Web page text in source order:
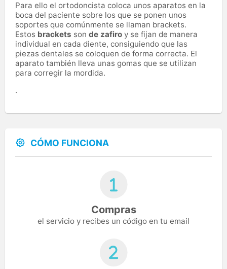
Para ello el ortodoncista coloca unos aparatos en la
boca del paciente sobre los que se ponen unos
soportes que comúnmente se llaman brackets.
Estos brackets son de zafiro y se fijan de manera
individual en cada diente, consiguiendo que las
piezas dentales se coloquen de forma correcta. El
aparato también lleva unas gomas que se utilizan
para corregir la mordida.
.
CÓMO FUNCIONA
Compras
el servicio y recibes un código en tu email